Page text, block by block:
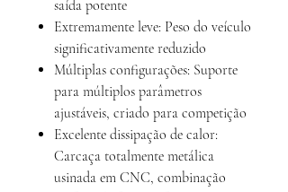
saída potente
Extremamente leve: Peso do veículo
significativamente reduzido
Múltiplas configurações: Suporte
para múltiplos parâmetros
ajustáveis, criado para competição
Excelente dissipação de calor:
Carcaça totalmente metálica
usinada em CNC, combinação